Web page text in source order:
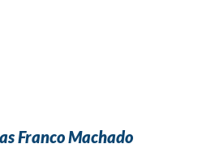
Franco Machado